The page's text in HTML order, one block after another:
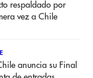
respaldado por
vez a Chile
anuncia su Final